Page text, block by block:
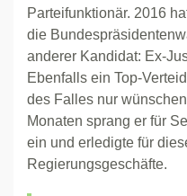
Parteifunktionär. 2016
die
anderer Kandidat: Ex-
Ebenfalls ein Top-
des Falles nur
Monaten sprang er für
ein und erledigte für
Regierungsgeschäfte.